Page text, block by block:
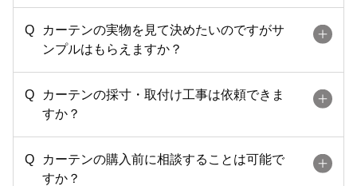
カーテンの実物を見て決めたいのですがサ
ンプルはもらえますか？
カーテンの採寸・取付け工事は依頼できま
すか？
カーテンの購入前に相談することは可能で
すか？